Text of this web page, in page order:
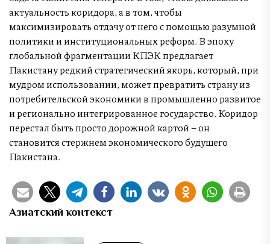
актуальность коридора, а в том, чтобы
максимизировать отдачу от него с помощью разумной
политики и институциональных реформ. В эпоху
глобальной фрагментации КПЭК предлагает
Пакистану редкий стратегический якорь, который, при
мудром использовании, может превратить страну из
потребительской экономики в промышленно развитое
и регионально интегрированное государство. Коридор
перестал быть просто дорожной картой – он
становится стержнем экономического будущего
Пакистана.
Азиатский контекст